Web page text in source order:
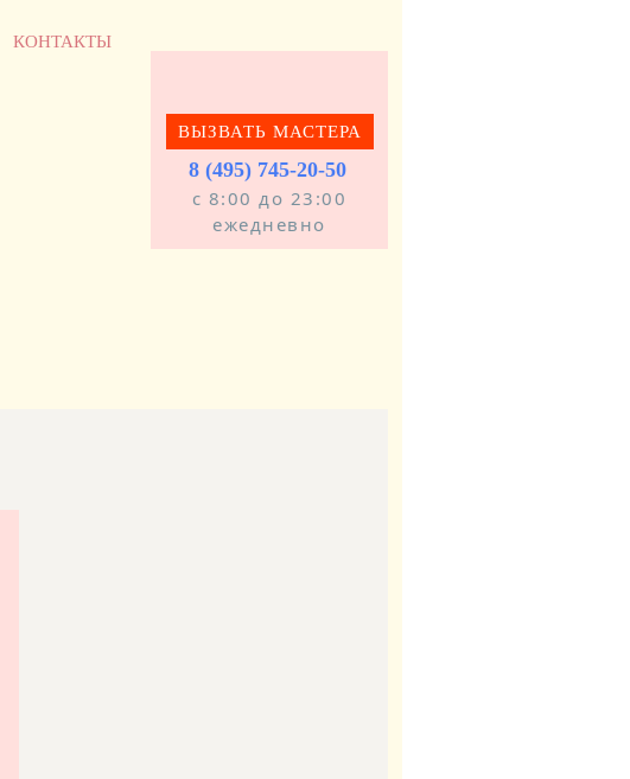
КОНТАКТЫ
ВЫЗВАТЬ МАСТЕРА
8 (495) 745-20-50
с 8:00 до 23:00
ежедневно